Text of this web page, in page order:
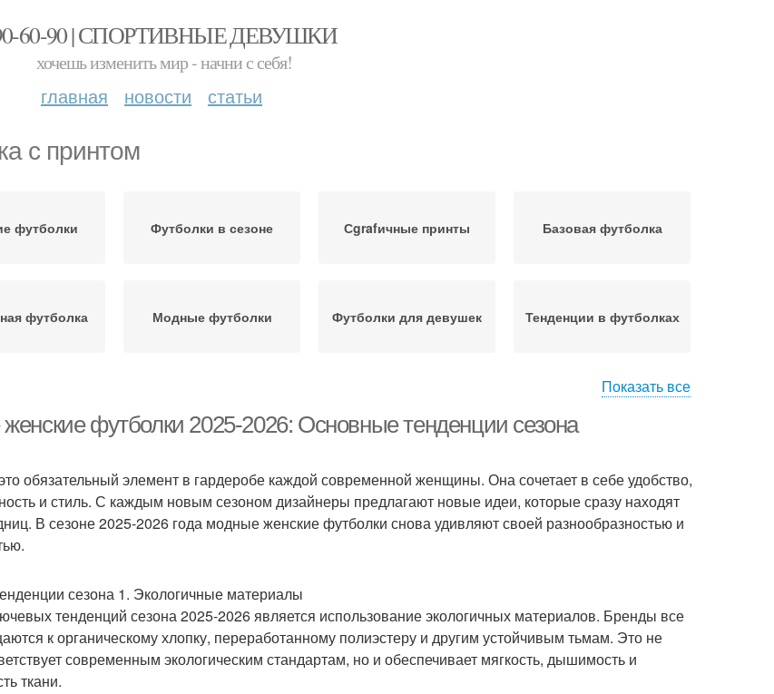
60-90 | СПОРТИВНЫЕ ДЕВУШКИ
хочешь изменить мир - начни с себя!
главная новости статьи
с принтом
футболки Футболки в сезоне Сgrafичные принты Базовая футболка
футболка Модные футболки Футболки для девушек Тенденции в футболках
Показать все
футболки 2025-2026: Основные тенденции сезона
обязательный элемент в гардеробе каждой современной женщины. Она сочетает в себе удобство,
и стиль. С каждым новым сезоном дизайнеры предлагают новые идеи, которые сразу находят
В сезоне 2025-2026 года модные женские футболки снова удивляют своей разнообразностью и
сезона 1. Экологичные материалы
тенденций сезона 2025-2026 является использование экологичных материалов. Бренды все
к органическому хлопку, переработанному полиэстеру и другим устойчивым тьмам. Это не
современным экологическим стандартам, но и обеспечивает мягкость, дышимость и
ткани.